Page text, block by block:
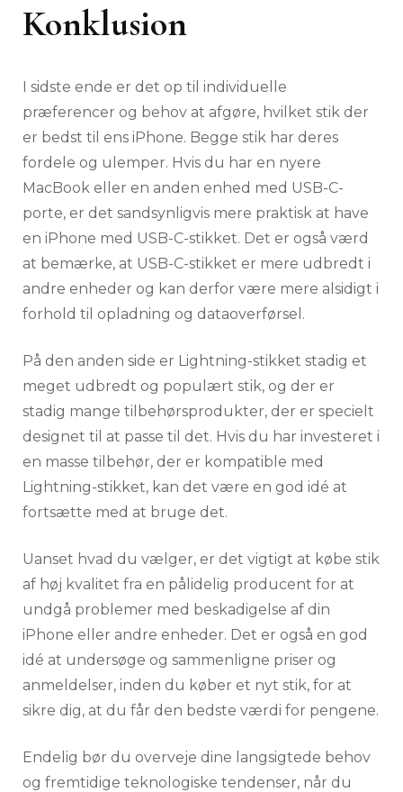
Konklusion
I sidste ende er det op til individuelle
præferencer og behov at afgøre, hvilket stik der
er bedst til ens iPhone. Begge stik har deres
fordele og ulemper. Hvis du har en nyere
MacBook eller en anden enhed med USB-C-
porte, er det sandsynligvis mere praktisk at have
en iPhone med USB-C-stikket. Det er også værd
at bemærke, at USB-C-stikket er mere udbredt i
andre enheder og kan derfor være mere alsidigt i
forhold til opladning og dataoverførsel.
På den anden side er Lightning-stikket stadig et
meget udbredt og populært stik, og der er
stadig mange tilbehørsprodukter, der er specielt
designet til at passe til det. Hvis du har investeret i
en masse tilbehør, der er kompatible med
Lightning-stikket, kan det være en god idé at
fortsætte med at bruge det.
Uanset hvad du vælger, er det vigtigt at købe stik
af høj kvalitet fra en pålidelig producent for at
undgå problemer med beskadigelse af din
iPhone eller andre enheder. Det er også en god
idé at undersøge og sammenligne priser og
anmeldelser, inden du køber et nyt stik, for at
sikre dig, at du får den bedste værdi for pengene.
Endelig bør du overveje dine langsigtede behov
og fremtidige teknologiske tendenser, når du